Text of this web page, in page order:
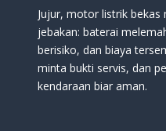
Jujur, motor listrik bekas
jebakan: baterai
berisiko, dan biaya
minta bukti servis, dan
kendaraan biar aman.